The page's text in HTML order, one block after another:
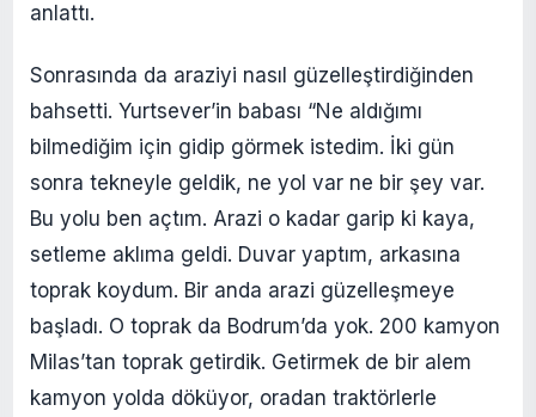
anlattı.
Sonrasında da araziyi nasıl güzelleştirdiğinden
bahsetti. Yurtsever’in babası “Ne aldığımı
bilmediğim için gidip görmek istedim. İki gün
sonra tekneyle geldik, ne yol var ne bir şey var.
Bu yolu ben açtım. Arazi o kadar garip ki kaya,
setleme aklıma geldi. Duvar yaptım, arkasına
toprak koydum. Bir anda arazi güzelleşmeye
başladı. O toprak da Bodrum’da yok. 200 kamyon
Milas’tan toprak getirdik. Getirmek de bir alem
kamyon yolda döküyor, oradan traktörlerle